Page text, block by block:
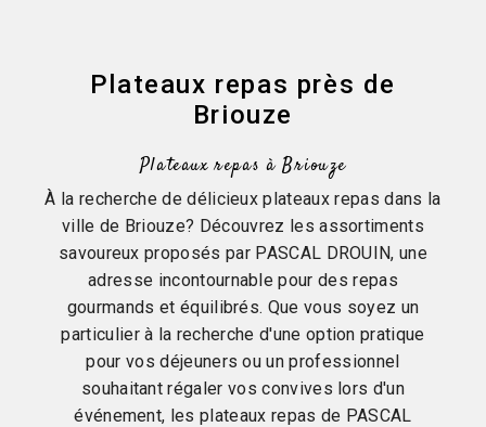
Plateaux repas près de
Briouze
Plateaux repas à Briouze
À la recherche de délicieux plateaux repas dans la
ville de Briouze? Découvrez les assortiments
savoureux proposés par PASCAL DROUIN, une
adresse incontournable pour des repas
gourmands et équilibrés. Que vous soyez un
particulier à la recherche d'une option pratique
pour vos déjeuners ou un professionnel
souhaitant régaler vos convives lors d'un
événement, les plateaux repas de PASCAL